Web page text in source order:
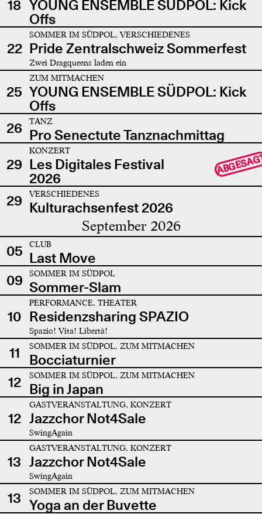
18 YOUNG ENSEMBLE SÜDPOL: Kick
Offs
22
SOMMER IM SÜDPOL, VERSCHIEDENES
Pride Zentralschweiz Sommerfest
Zwei Dragqueens laden ein
25
ZUM MITMACHEN
YOUNG ENSEMBLE SÜDPOL: Kick
Offs
26
TANZ
Pro Senectute Tanznachmittag
29
KONZERT
Les Digitales Festival
2026
29 VERSCHIEDENES
Kulturachsenfest 2026
September 2026
05 CLUB
Last Move
09
SOMMER IM SÜDPOL
Sommer-Slam
10
PERFORMANCE, THEATER
Residenzsharing SPAZIO
Spazio! Vita! Libertà!
11 SOMMER IM SÜDPOL, ZUM MITMACHEN
Bocciaturnier
12
SOMMER IM SÜDPOL, ZUM MITMACHEN
Big in Japan
12
GASTVERANSTALTUNG, KONZERT
Jazzchor Not4Sale
SwingAgain
13
GASTVERANSTALTUNG, KONZERT
Jazzchor Not4Sale
SwingAgain
13 SOMMER IM SÜDPOL, ZUM MITMACHEN
Yoga an der Buvette